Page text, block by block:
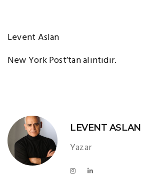
Levent Aslan
New York Post’tan alıntıdır.
LEVENT ASLAN
Yazar